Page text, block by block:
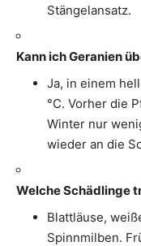
Stängelansatz.
Kann ich Geranien
Ja, in einem
°C. Vorher die
Winter nur
wieder an die
Welche Schädlinge
Blattläuse,
Spinnmilben.